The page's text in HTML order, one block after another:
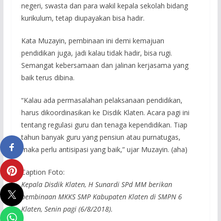
negeri, swasta dan para wakil kepala sekolah bidang
kurikulum, tetap diupayakan bisa hadir.
Kata Muzayin, pembinaan ini demi kemajuan
pendidikan juga, jadi kalau tidak hadir, bisa rugi.
Semangat kebersamaan dan jalinan kerjasama yang
baik terus dibina.
“Kalau ada permasalahan pelaksanaan pendidikan,
harus dikoordinasikan ke Disdik Klaten. Acara pagi ini
tentang regulasi guru dan tenaga kependidikan. Tiap
tahun banyak guru yang pensiun atau purnatugas,
maka perlu antisipasi yang baik,” ujar Muzayin. (aha)
Caption Foto:
Kepala Disdik Klaten, H Sunardi SPd MM berikan
pembinaan MKKS SMP Kabupaten Klaten di SMPN 6
Klaten, Senin pagi (6/8/2018).